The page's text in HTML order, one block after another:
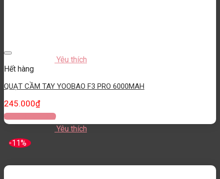
Yêu thích
Hết hàng
QUẠT CẦM TAY YOOBAO F3 PRO 6000MAH
245.000₫
Thêm vào giỏ hàng
Yêu thích
-11%